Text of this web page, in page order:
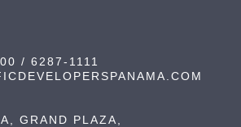
/ 6287-1111
GRAND PLAZA,